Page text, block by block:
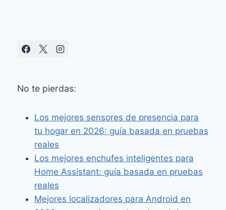
No te pierdas:
Los mejores sensores de presencia para
tu hogar en 2026: guía basada en pruebas
reales
Los mejores enchufes inteligentes para
Home Assistant: guía basada en pruebas
reales
Mejores localizadores para Android en